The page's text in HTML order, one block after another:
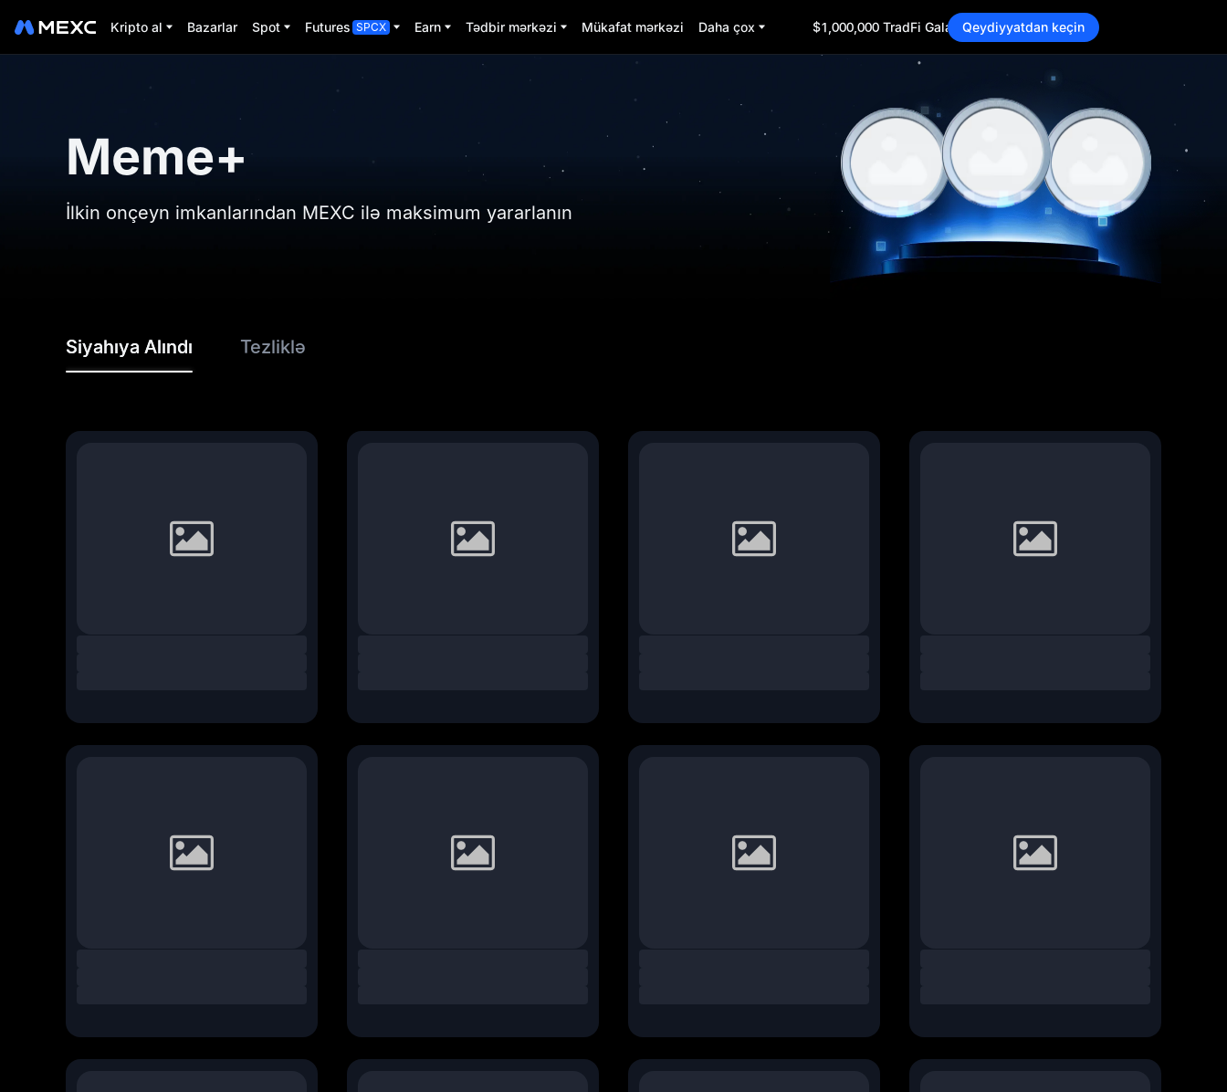
Kripto al Bazarlar Spot Futures SPCX Earn Tədbir mərkəzi Mükafat mərkəzi Daha çox $1,000,000 TradFi Gala Qeydiyyatdan keçin
Meme+
İlkin onçeyn imkanlarından MEXC ilə maksimum yararlanın
Siyahıya Alındı Tezliklə